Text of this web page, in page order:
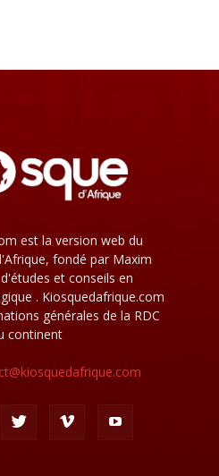
est la version web du
fondé par Maxim
et conseils en
. Kiosquedafrique.com
générales de la RDC
continent